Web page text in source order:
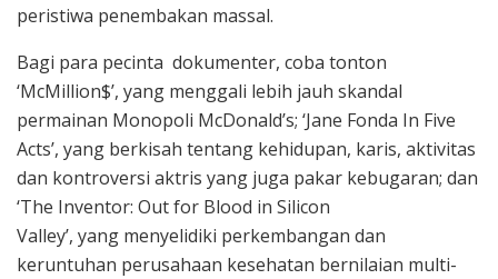
peristiwa penembakan massal.
Bagi para pecinta dokumenter, coba tonton
‘McMillion$’, yang menggali lebih jauh skandal
permainan Monopoli McDonald’s; ‘Jane Fonda In Five
Acts’, yang berkisah tentang kehidupan, karis, aktivitas
dan kontroversi aktris yang juga pakar kebugaran; dan
‘The Inventor: Out for Blood in Silicon
Valley’, yang menyelidiki perkembangan dan
keruntuhan perusahaan kesehatan bernilaian multi-